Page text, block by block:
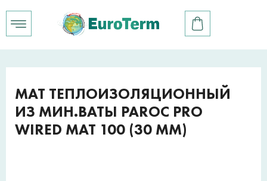
МАТ ТЕПЛОИЗОЛЯЦИОННЫЙ
ИЗ МИН.ВАТЫ PAROC PRO
WIRED MAT 100 (30 ММ)